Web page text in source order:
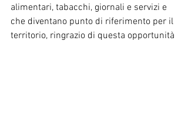
alimentari, tabacchi, giornali e servizi e
che diventano punto di riferimento per il
territorio, ringrazio di questa opportunità